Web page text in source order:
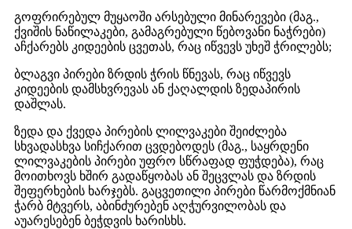
გოფრირებულ მუყაოში არსებული მინარევები (მაგ.,
ქვიშის ნაწილაკები, გამაგრებული წებოვანი ნაჭრები)
აჩქარებს კიდეების ცვეთას, რაც იწვევს უხეშ ჭრილებს;
ბლაგვი პირები ზრდის ჭრის წნევას, რაც იწვევს
კიდეების დამსხვრევას ან ქაღალდის ზედაპირის
დაშლას.
ზედა და ქვედა პირების ლილვაკები შეიძლება
სხვადასხვა სიჩქარით ცვდებოდეს (მაგ., საყრდენი
ლილვაკების პირები უფრო სწრაფად ფუჭდება), რაც
მოითხოვს ხშირ გადაწყობას ან შეცვლას და ზრდის
შეფერხების ხარჯებს. გაცვეთილი პირები წარმოქმნიან
ჭარბ მტვერს, აბინძურებენ აღჭურვილობას და
აუარესებენ ბეჭდვის ხარისხს.